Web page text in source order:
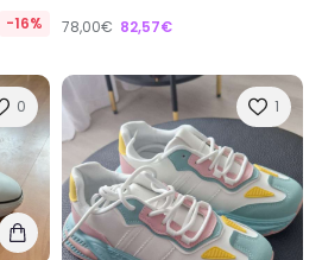
-16% 78,00€ 82,57€
0 1